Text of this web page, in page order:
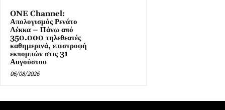
ONE Channel:
Απολογισμός Ρενάτο
Λέκκα – Πάνω από
350.000 τηλεθεατές
καθημερινά, επιστροφή
εκπομπών στις 31
Αυγούστου
06/08/2026